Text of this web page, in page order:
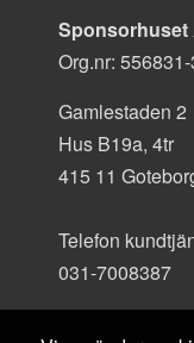
Sponsorhuset
Org.nr:
Gamlestaden 2
Hus B19a, 4tr
415 11
Telefon
031-7008387